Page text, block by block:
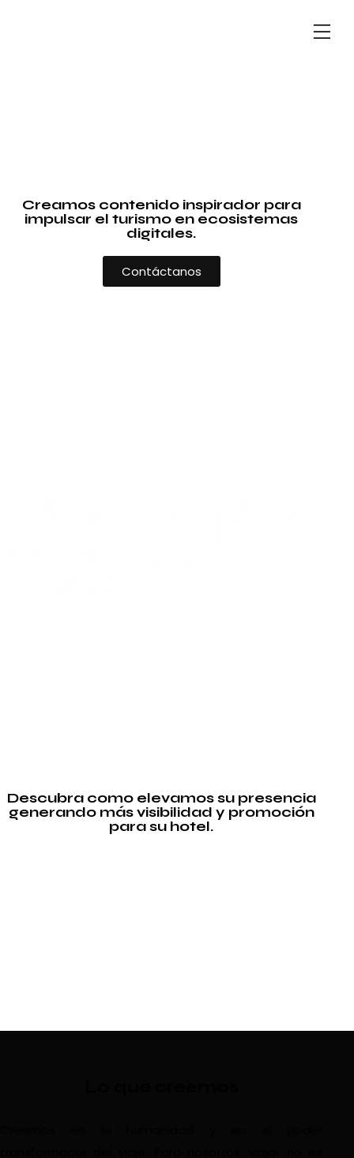
Creamos contenido inspirador para
impulsar el turismo en ecosistemas
digitales.
Contáctanos
Descubra como elevamos su presencia
generando más visibilidad y promoción
para su hotel.